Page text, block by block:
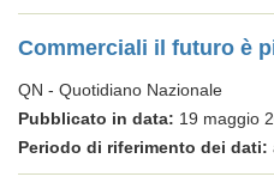
Commerciali il futuro è
QN - Quotidiano Nazionale
Pubblicato in data: 19 maggio
Periodo di riferimento dei dati: